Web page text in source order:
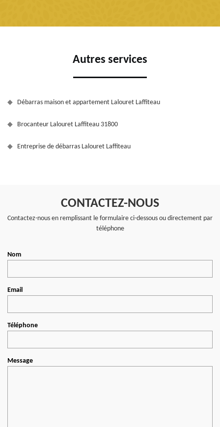
Autres services
Débarras maison et appartement Lalouret Laffiteau
Brocanteur Lalouret Laffiteau 31800
Entreprise de débarras Lalouret Laffiteau
CONTACTEZ-NOUS
Contactez-nous en remplissant le formulaire ci-dessous ou directement par
téléphone
Nom
Email
Téléphone
Message